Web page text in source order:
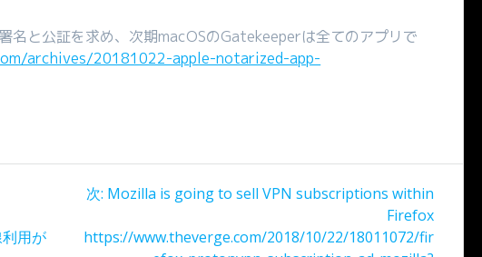
名と公証を求め、次期macOSのGatekeeperは全てのアプリで
archives/20181022-apple-notarized-app-
用が
次: 次
投
Mozilla is going to sell VPN subscriptions within
Firefox
https://www.theverge.com/2018/10/22/18011072/fir